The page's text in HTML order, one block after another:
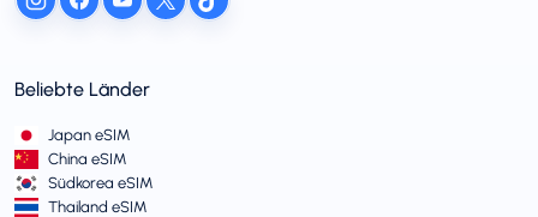
Beliebte Länder
Japan eSIM
China eSIM
Südkorea eSIM
Thailand eSIM